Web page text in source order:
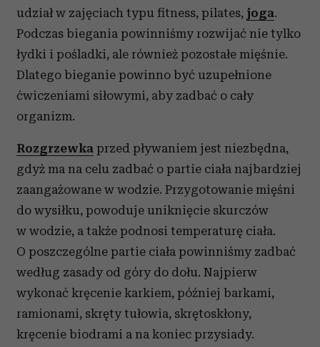
udział w zajęciach typu fitness, pilates, joga.
Podczas biegania powinniśmy rozwijać nie tylko
łydki i pośladki, ale również pozostałe mięśnie.
Dlatego bieganie powinno być uzupełnione
ćwiczeniami siłowymi, aby zadbać o cały
organizm.
Rozgrzewka przed pływaniem jest niezbędna,
gdyż ma na celu zadbać o partie ciała najbardziej
zaangażowane w wodzie. Przygotowanie mięśni
do wysiłku, powoduje uniknięcie skurczów
w wodzie, a także podnosi temperaturę ciała.
O poszczególne partie ciała powinniśmy zadbać
według zasady od góry do dołu. Najpierw
wykonać kręcenie karkiem, później barkami,
ramionami, skręty tułowia, skrętoskłony,
kręcenie biodrami a na koniec przysiady.